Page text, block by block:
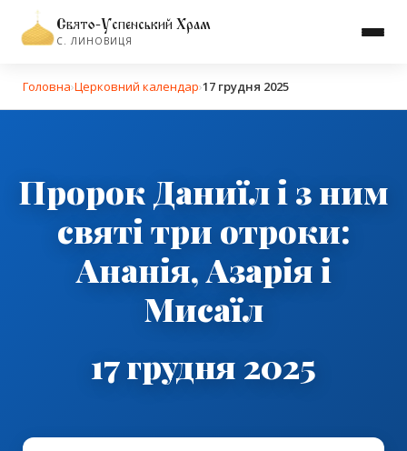
Свято-Успенський Храм
С. ЛИНОВИЦЯ
Головна›Церковний календар›17 грудня 2025
Пророк Даниїл і з ним
святі три отроки:
Ананія, Азарія і
Мисаїл
17 грудня 2025